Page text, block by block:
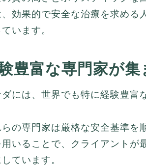
、効果的で安全な治療を求める
います。
豊富な専門家が集
ダには、世界でも特に経験豊富
らの専門家は厳格な安全基準を
用いることで、クライアントが
ています。